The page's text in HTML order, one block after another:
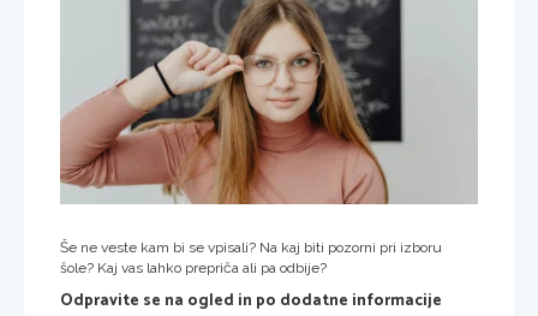
Še ne veste kam bi se vpisali? Na kaj biti pozorni pri izboru
šole? Kaj vas lahko prepriča ali pa odbije?
Odpravite se na ogled in po dodatne informacije